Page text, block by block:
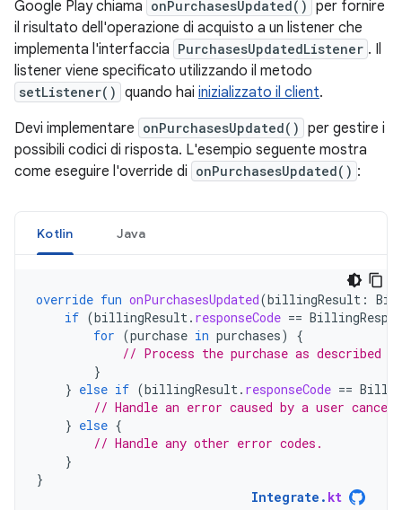
Google Play chiama onPurchasesUpdated() per fornire
il risultato dell'operazione di acquisto a un listener che
implementa l'interfaccia PurchasesUpdatedListener . Il
listener viene specificato utilizzando il metodo
setListener() quando hai inizializzato il client.
Devi implementare onPurchasesUpdated() per gestire i
possibili codici di risposta. L'esempio seguente mostra
come eseguire l'override di onPurchasesUpdated() :
Kotlin Java
override fun onPurchasesUpdated(billingResult :
if (billingResult. responseCode ==
for (purchase in purchases)
{
// Process the purchase as described
}
} else if (billingResult. responseCode ==
// Handle an error caused by a user
} else {
// Handle any other error codes.
}
}
Integrate . kt